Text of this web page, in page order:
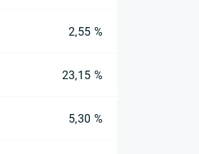
2,55 %
23,15 %
5,30 %